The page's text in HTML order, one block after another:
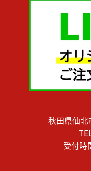
秋田県仙
受付